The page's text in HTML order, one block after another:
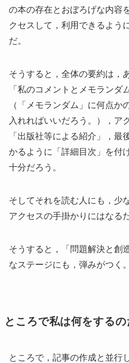
の本の存在とおぼろげな内容
クセスして，利用できるよう
だ。
そうすると，全体の要約は，
「私のコメントとメモランダ
（「メモランダム」に何点か
入れればいいだろう。），ア
「出版社等による紹介」，最
かるように「詳細目次」を付
十分だろう。
そしてそれを読む人にも，少
アクセスの手掛かりにはなる
そうすると，「問題解決と創
なステージにも，弾みがつく。
ところで私は何をするの
ところで，記事の作成と並行